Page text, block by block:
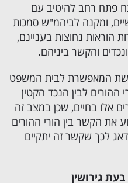
פותח פתח רחב להיטיב עם
ומקנה לביהמ"ש סמכות
הוראות נחוצות בעניינם,
והקשר ביניהם.
המאפשרת לבית המשפט
ההורים לבין הנכד הקטין
אלו בחיים, שכן במצב זה
את הקשר בין הורי ההורים
לכך שקשר זה יתקיים
גירושין